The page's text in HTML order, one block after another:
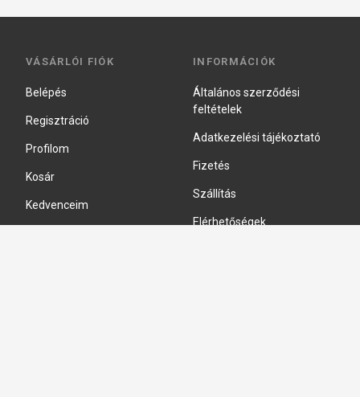
VÁSÁRLÓI FIÓK
Belépés
Regisztráció
Profilom
Kosár
Kedvenceim
INFORMÁCIÓK
Általános szerződési
feltételek
Adatkezelési tájékoztató
Fizetés
Szállítás
Elérhetőségek